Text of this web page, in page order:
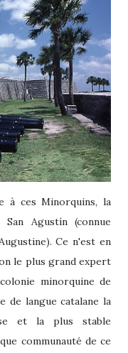
à ces Minorquins, la
Agustín (connue
Ce n'est en
le plus grand expert
minorquine de
de langue catalane la
et la plus stable
communauté de ce